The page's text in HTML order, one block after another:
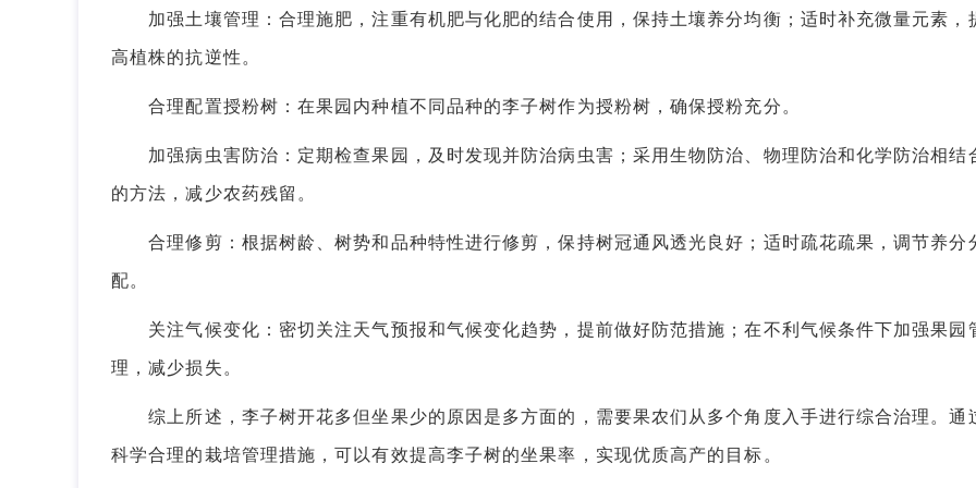
加强土壤管理：合理施肥，注重有机肥与化肥的结合使用，保持土壤养分均衡；适时补充微量元素，
高植株的抗逆性。
合理配置授粉树：在果园内种植不同品种的李子树作为授粉树，确保授粉充分。
加强病虫害防治：定期检查果园，及时发现并防治病虫害；采用生物防治、物理防治和化学防治相结
的方法，减少农药残留。
合理修剪：根据树龄、树势和品种特性进行修剪，保持树冠通风透光良好；适时疏花疏果，调节养分
配。
关注气候变化：密切关注天气预报和气候变化趋势，提前做好防范措施；在不利气候条件下加强果园
理，减少损失。
综上所述，李子树开花多但坐果少的原因是多方面的，需要果农们从多个角度入手进行综合治理。通
科学合理的栽培管理措施，可以有效提高李子树的坐果率，实现优质高产的目标。